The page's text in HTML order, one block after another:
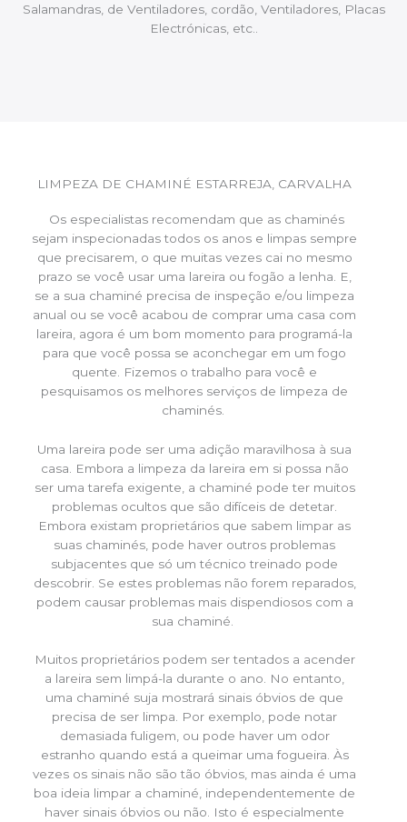
Salamandras, de Ventiladores, cordão, Ventiladores, Placas
Electrónicas, etc..
LIMPEZA DE CHAMINÉ ESTARREJA, CARVALHA
Os especialistas recomendam que as chaminés
sejam inspecionadas todos os anos e limpas sempre
que precisarem, o que muitas vezes cai no mesmo
prazo se você usar uma lareira ou fogão a lenha. E,
se a sua chaminé precisa de inspeção e/ou limpeza
anual ou se você acabou de comprar uma casa com
lareira, agora é um bom momento para programá-la
para que você possa se aconchegar em um fogo
quente. Fizemos o trabalho para você e
pesquisamos os melhores serviços de limpeza de
chaminés.
Uma lareira pode ser uma adição maravilhosa à sua
casa. Embora a limpeza da lareira em si possa não
ser uma tarefa exigente, a chaminé pode ter muitos
problemas ocultos que são difíceis de detetar.
Embora existam proprietários que sabem limpar as
suas chaminés, pode haver outros problemas
subjacentes que só um técnico treinado pode
descobrir. Se estes problemas não forem reparados,
podem causar problemas mais dispendiosos com a
sua chaminé.
Muitos proprietários podem ser tentados a acender
a lareira sem limpá-la durante o ano. No entanto,
uma chaminé suja mostrará sinais óbvios de que
precisa de ser limpa. Por exemplo, pode notar
demasiada fuligem, ou pode haver um odor
estranho quando está a queimar uma fogueira. Às
vezes os sinais não são tão óbvios, mas ainda é uma
boa ideia limpar a chaminé, independentemente de
haver sinais óbvios ou não. Isto é especialmente